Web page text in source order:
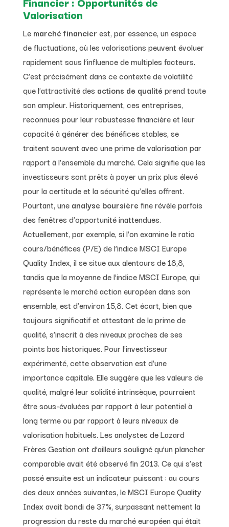
Valorisation
Le marché financier est, par essence, un espace
de fluctuations, où les valorisations peuvent évoluer
rapidement sous l’influence de multiples facteurs.
C’est précisément dans ce contexte de volatilité
que l’attractivité des actions de qualité prend toute
son ampleur. Historiquement, ces entreprises,
reconnues pour leur robustesse financière et leur
capacité à générer des bénéfices stables, se
traitent souvent avec une prime de valorisation par
rapport à l’ensemble du marché. Cela signifie que les
investisseurs sont prêts à payer un prix plus élevé
pour la certitude et la sécurité qu’elles offrent.
Pourtant, une analyse boursière fine révèle parfois
des fenêtres d’opportunité inattendues.
Actuellement, par exemple, si l’on examine le ratio
cours/bénéfices (P/E) de l’indice MSCI Europe
Quality Index, il se situe aux alentours de 18,8,
tandis que la moyenne de l’indice MSCI Europe, qui
représente le marché action européen dans son
ensemble, est d’environ 15,8. Cet écart, bien que
toujours significatif et attestant de la prime de
qualité, s’inscrit à des niveaux proches de ses
points bas historiques. Pour l’investisseur
expérimenté, cette observation est d’une
importance capitale. Elle suggère que les valeurs de
qualité, malgré leur solidité intrinsèque, pourraient
être sous-évaluées par rapport à leur potentiel à
long terme ou par rapport à leurs niveaux de
valorisation habituels. Les analystes de Lazard
Frères Gestion ont d’ailleurs souligné qu’un plancher
comparable avait été observé fin 2013. Ce qui s’est
passé ensuite est un indicateur puissant : au cours
des deux années suivantes, le MSCI Europe Quality
Index avait bondi de 37%, surpassant nettement la
progression du reste du marché européen qui était